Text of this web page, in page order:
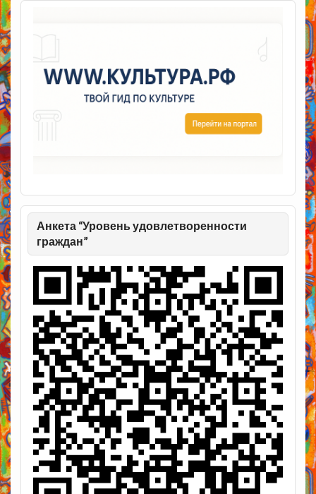
Анкета “Уровень удовлетворенности
граждан”